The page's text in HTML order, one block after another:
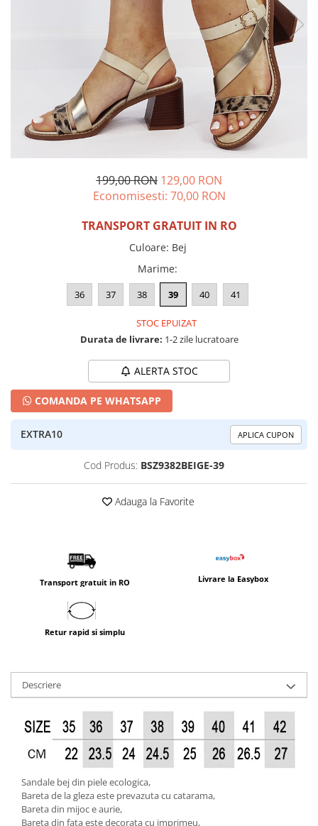
Incaltamine primavara-vara piele
Pulovere si cardigane
Rochii
Salopete
Incaltaminte toamna-iarna piele
199,00 RON 129,00 RON
Economisesti: 70,00 RON
TRANSPORT GRATUIT IN RO
Culoare: Bej
Marime:
36 37 38 39 40 41
STOC EPUIZAT
Durata de livrare: 1-2 zile lucratoare
ALERTA STOC
COMANDA PE WHATSAPP
EXTRA10 APLICA CUPON
Cod Produs: BSZ9382BEIGE-39
Adauga la Favorite
Transport gratuit in RO Livrare la Easybox
Retur rapid si simplu
Descriere
Sandale bej din piele ecologica,
Bareta de la gleza este prevazuta cu catarama,
Bareta din mijoc e aurie,
Bareta din fata este decorata cu imprimeu,